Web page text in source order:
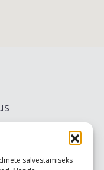
salvestamiseks